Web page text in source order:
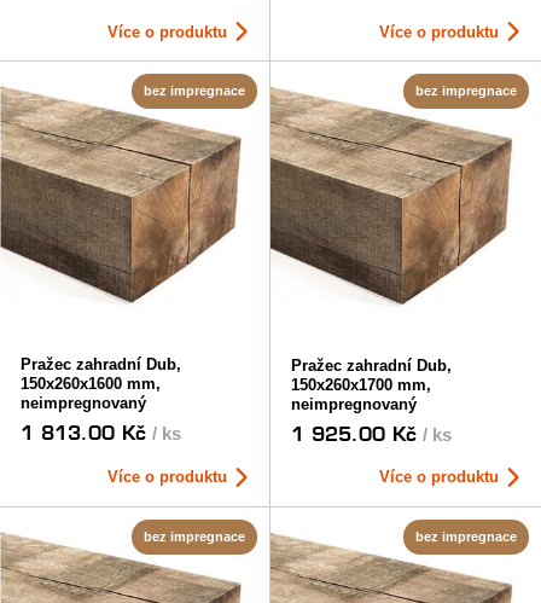
Více o produktu Více o produktu
bez impregnace
Pražec zahradní Dub,
150x260x1600 mm,
neimpregnovaný
1 813.00 Kč/ ks
Více o produktu
bez impregnace
Pražec zahradní Dub,
150x260x1700 mm,
neimpregnovaný
1 925.00 Kč/ ks
Více o produktu
bez impregnace bez impregnace